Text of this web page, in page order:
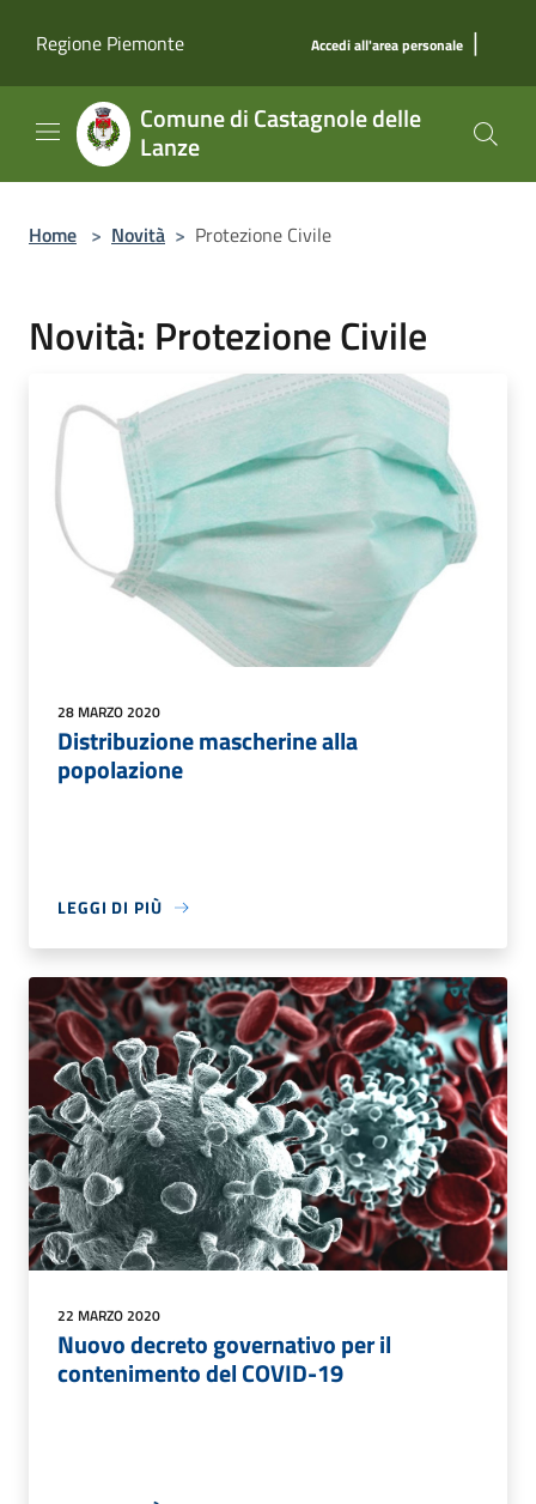
Regione Piemonte
Accedi all'area personale |
Comune di Castagnole delle
Lanze
Home > Novità > Protezione Civile
Novità: Protezione Civile
28 MARZO 2020
Distribuzione mascherine alla
popolazione
LEGGI DI PIÙ
22 MARZO 2020
Nuovo decreto governativo per il
contenimento del COVID-19